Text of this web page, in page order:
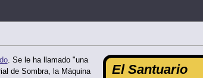
El Santuario
. Se le ha llamado "una
de Sombra, la Máquina